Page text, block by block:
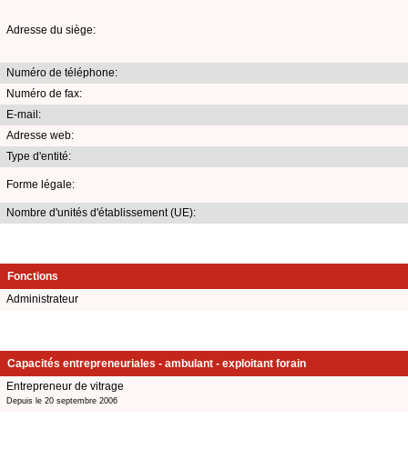
Adresse du siège:
Numéro de téléphone:
Numéro de fax:
E-mail:
Adresse web:
Type d'entité:
Forme légale:
Nombre d'unités d'établissement (UE):
Fonctions
Administrateur
Capacités entrepreneuriales - ambulant - exploitant forain
Entrepreneur de vitrage
Depuis le 20 septembre 2006